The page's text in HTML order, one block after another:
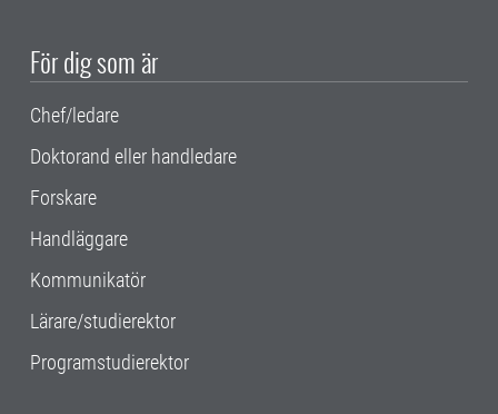
För dig som är
Chef/ledare
Doktorand eller handledare
Forskare
Handläggare
Kommunikatör
Lärare/studierektor
Programstudierektor